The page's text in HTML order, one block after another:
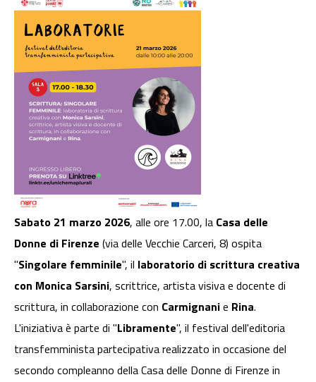
Sabato 21 marzo 2026, alle ore 17.00, la Casa delle
Donne di Firenze (via delle Vecchie Carceri, 8) ospita
"Singolare femminile", il laboratorio di scrittura creativa
con Monica Sarsini, scrittrice, artista visiva e docente di
scrittura, in collaborazione con Carmignanie Rina.
L'iniziativa è parte di "Libramente", il festival dell'editoria
transfemminista partecipativa realizzato in occasione del
secondo compleanno della Casa delle Donne di Firenze in